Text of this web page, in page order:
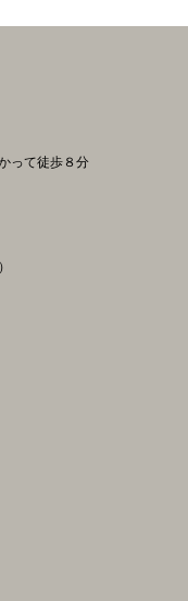
って徒歩８分